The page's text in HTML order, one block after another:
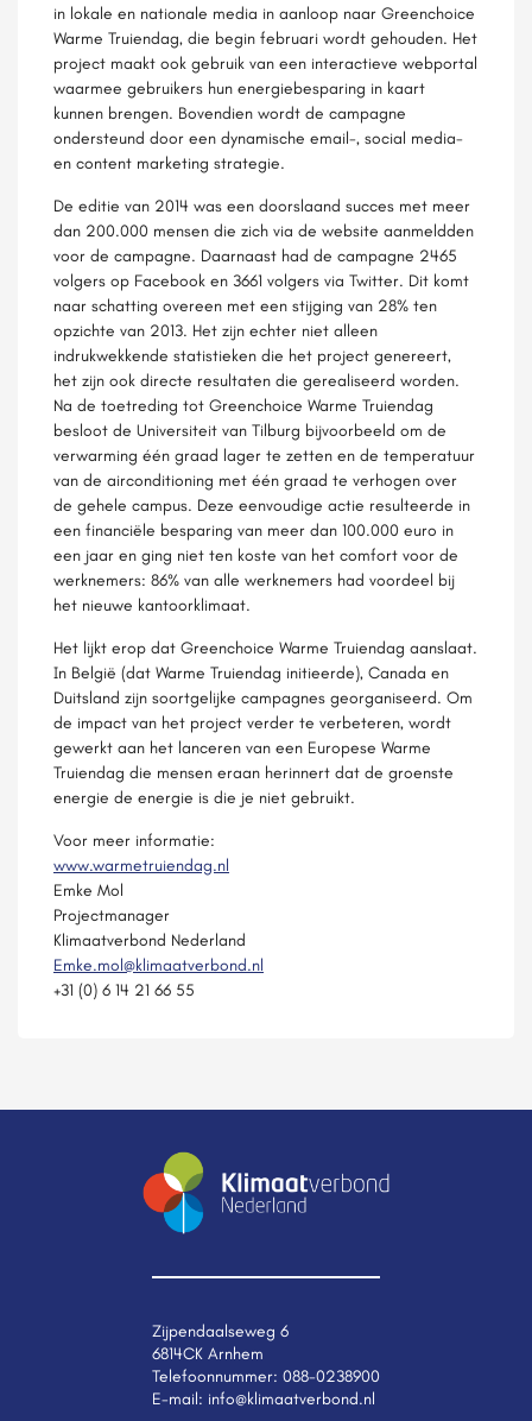
in lokale en nationale media in aanloop naar Greenchoice
Warme Truiendag, die begin februari wordt gehouden. Het
project maakt ook gebruik van een interactieve webportal
waarmee gebruikers hun energiebesparing in kaart
kunnen brengen. Bovendien wordt de campagne
ondersteund door een dynamische email-, social media-
en content marketing strategie.
De editie van 2014 was een doorslaand succes met meer
dan 200.000 mensen die zich via de website aanmeldden
voor de campagne. Daarnaast had de campagne 2465
volgers op Facebook en 3661 volgers via Twitter. Dit komt
naar schatting overeen met een stijging van 28% ten
opzichte van 2013. Het zijn echter niet alleen
indrukwekkende statistieken die het project genereert,
het zijn ook directe resultaten die gerealiseerd worden.
Na de toetreding tot Greenchoice Warme Truiendag
besloot de Universiteit van Tilburg bijvoorbeeld om de
verwarming één graad lager te zetten en de temperatuur
van de airconditioning met één graad te verhogen over
de gehele campus. Deze eenvoudige actie resulteerde in
een financiële besparing van meer dan 100.000 euro in
een jaar en ging niet ten koste van het comfort voor de
werknemers: 86% van alle werknemers had voordeel bij
het nieuwe kantoorklimaat.
Het lijkt erop dat Greenchoice Warme Truiendag aanslaat.
In België (dat Warme Truiendag initieerde), Canada en
Duitsland zijn soortgelijke campagnes georganiseerd. Om
de impact van het project verder te verbeteren, wordt
gewerkt aan het lanceren van een Europese Warme
Truiendag die mensen eraan herinnert dat de groenste
energie de energie is die je niet gebruikt.
Voor meer informatie:
www.warmetruiendag.nl
Emke Mol
Projectmanager
Klimaatverbond Nederland
Emke.mol@klimaatverbond.nl
+31 (0) 6 14 21 66 55
Zijpendaalseweg 6
6814CK Arnhem
Telefoonnummer: 088-0238900
E-mail: info@klimaatverbond.nl